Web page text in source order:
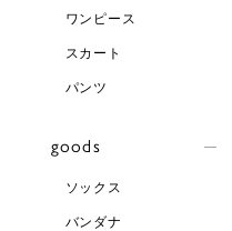
ワンピース
スカート
パンツ
goods
ソックス
バンダナ